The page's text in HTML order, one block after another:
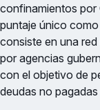
confinamientos por
puntaje único
consiste en una
por agencias
con el objetivo de
deudas no